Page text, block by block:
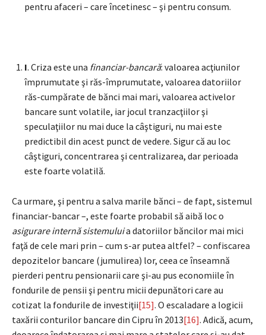
pentru afaceri – care încetinesc – şi pentru consum.
I. Criza este una financiar-bancară: valoarea acţiunilor
împrumutate şi răs-împrumutate, valoarea datoriilor
răs-cumpărate de bănci mai mari, valoarea activelor
bancare sunt volatile, iar jocul tranzacţiilor şi
speculaţiilor nu mai duce la câştiguri, nu mai este
predictibil din acest punct de vedere. Sigur că au loc
câştiguri, concentrarea şi centralizarea, dar perioada
este foarte volatilă.
Ca urmare, şi pentru a salva marile bănci – de fapt, sistemul
financiar-bancar –, este foarte probabil să aibă loc o
asigurare internă sistemuluia datoriilor băncilor mai mici
faţă de cele mari prin – cum s-ar putea altfel? – confiscarea
depozitelor bancare (jumulirea) lor, ceea ce înseamnă
pierderi pentru pensionarii care şi-au pus economiile în
fondurile de pensii şi pentru micii depunători care au
cotizat la fondurile de investiţii[15]. O escaladare a logicii
taxării conturilor bancare din Cipru în 2013[16]. Adică, acum,